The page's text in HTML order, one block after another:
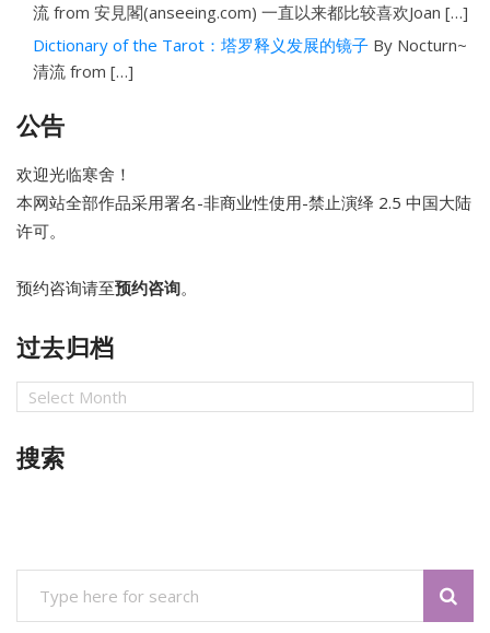
流 from 安見閣(anseeing.com) 一直以来都比较喜欢Joan […]
Dictionary of the Tarot：塔罗释义发展的镜子 By Nocturn~
清流 from […]
公告
欢迎光临寒舍！
本网站全部作品采用署名-非商业性使用-禁止演绎 2.5 中国大陆
许可。
预约咨询请至预约咨询。
过去归档
过
归
搜索